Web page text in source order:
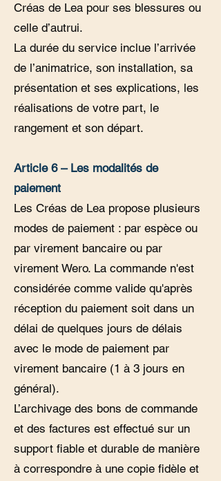
Créas de Lea pour ses blessures ou
celle d’autrui.
La durée du service inclue l’arrivée
de l’animatrice, son installation, sa
présentation et ses explications, les
réalisations de votre part, le
rangement et son départ.
Article 6 – Les modalités de
paiement
Les Créas de Lea propose plusieurs
modes de paiement : par espèce ou
par virement bancaire ou par
virement Wero. La commande n'est
considérée comme valide qu'après
réception du paiement soit dans un
délai de quelques jours de délais
avec le mode de paiement par
virement bancaire (1 à 3 jours en
général).
L’archivage des bons de commande
et des factures est effectué sur un
support fiable et durable de manière
à correspondre à une copie fidèle et